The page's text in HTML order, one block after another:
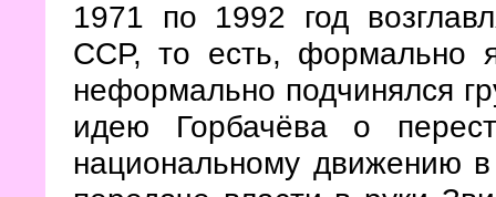
1971 по 1992 год
ССР, то есть, формально
неформально подчинялся
идею Горбачёва о
национальному движению